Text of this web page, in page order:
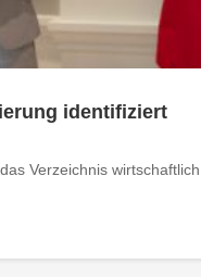
identifiziert
Verzeichnis wirtschaftlich